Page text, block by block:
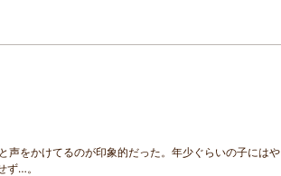
声をかけてるのが印象的だった。年少ぐらいの子にはや
ず…。